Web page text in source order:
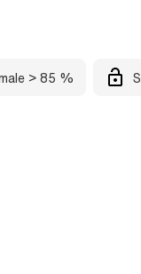
> 85 %